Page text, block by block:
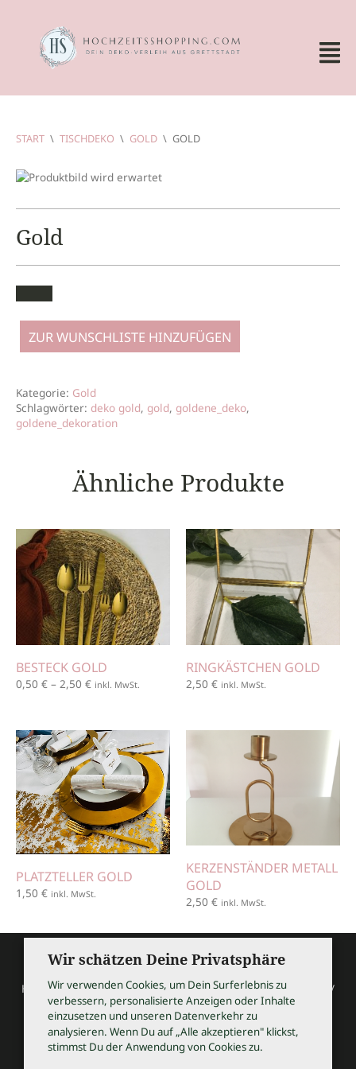
START \ TISCHDEKO \ GOLD \ GOLD
Gold
ZUR WUNSCHLISTE HINZUFÜGEN
Kategorie: Gold
Schlagwörter: deko gold, gold, goldene_deko,
goldene_dekoration
Ähnliche Produkte
BESTECK GOLD
0,50 € – 2,50 € inkl. MwSt.
RINGKÄSTCHEN GOLD
2,50 € inkl. MwSt.
PLATZTELLER GOLD
1,50 € inkl. MwSt.
KERZENSTÄNDER METALL
GOLD
2,50 € inkl. MwSt.
HOCHZEITSSHOPPING / Thomas Bauer / Meßmerstraße 32 /
97508 Grettstadt
Tel 09729 9099504 / info@hochzeitsshopping.com
AGB
Wir schätzen Deine Privatsphäre
Wir verwenden Cookies, um Dein Surferlebnis zu
verbessern, personalisierte Anzeigen oder Inhalte
einzusetzen und unseren Datenverkehr zu
analysieren. Wenn Du auf „Alle akzeptieren" klickst,
stimmst Du der Anwendung von Cookies zu.